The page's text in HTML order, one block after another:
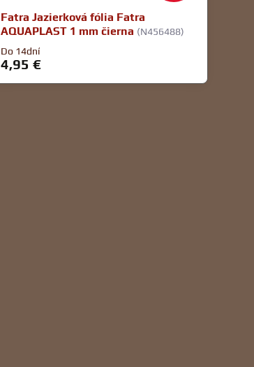
Fatra Jazierková fólia Fatra
AQUAPLAST 1 mm čierna (N456488)
Do 14dní
4,95 €